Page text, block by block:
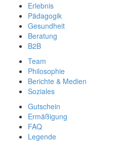
Erlebnis
Pädagogik
Gesundheit
Beratung
B2B
Team
Philosophie
Berichte & Medien
Soziales
Gutschein
Ermäßigung
FAQ
Legende